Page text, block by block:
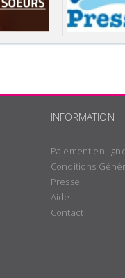
INFORMATION
Paiement en
Conditions
Presse
Aide
Contact